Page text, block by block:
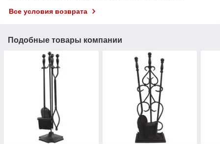
Все условия возврата
Подобные товары компании